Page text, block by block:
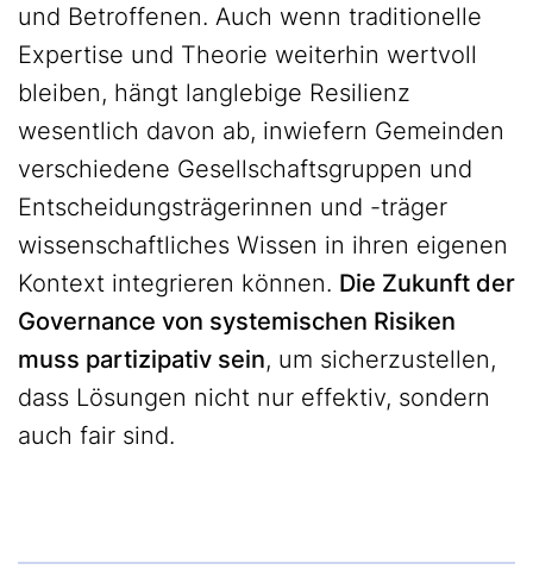
und Betroffenen. Auch wenn traditionelle
Expertise und Theorie weiterhin wertvoll
bleiben, hängt langlebige Resilienz
wesentlich davon ab, inwiefern Gemeinden
verschiedene Gesellschaftsgruppen und
Entscheidungsträgerinnen und -träger
wissenschaftliches Wissen in ihren eigenen
Kontext integrieren können. Die Zukunft der
Governance von systemischen Risiken
muss partizipativ sein, um sicherzustellen,
dass Lösungen nicht nur effektiv, sondern
auch fair sind.